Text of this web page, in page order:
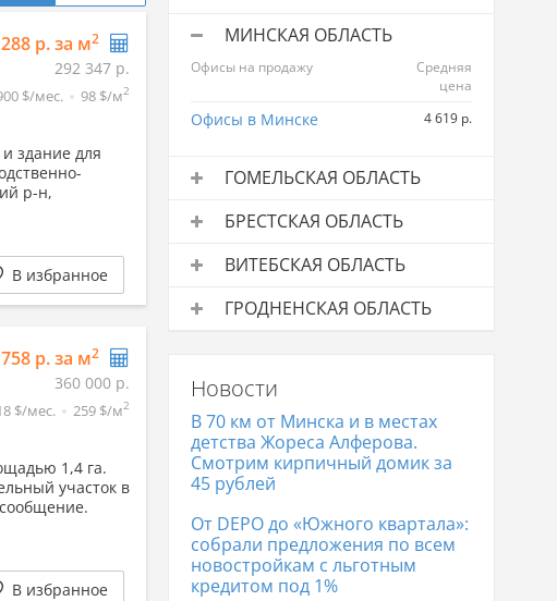
288 р. за м2
292 347 р.
$/мес. 98 $/м2
здание для
р-н,
В избранное
758 р. за м2
360 000 р.
$/мес. 259 $/м2
1,4 га.
участок в
В избранное
МИНСКАЯ ОБЛАСТЬ
Офисы на продажу
Средняя
цена
Офисы в Минске 4 619 р.
ГОМЕЛЬСКАЯ ОБЛАСТЬ
Офисы в Гомеле
БРЕСТСКАЯ ОБЛАСТЬ
Офисы в Бресте 3 337 р.
ВИТЕБСКАЯ ОБЛАСТЬ
ГРОДНЕНСКАЯ ОБЛАСТЬ
Офисы в Гродно
Новости
В 70 км от Минска и в местах
детства Жореса Алферова.
Смотрим кирпичный домик за
45 рублей
От DEPO до «Южного квартала»:
собрали предложения по всем
новостройкам с льготным
кредитом под 1%